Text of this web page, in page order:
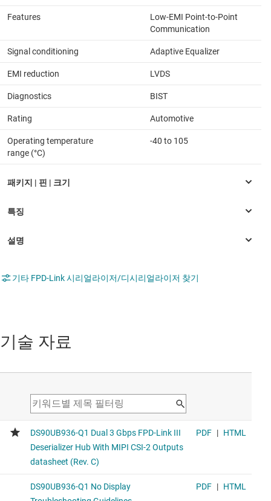
Features
Low-EMI Point-to-Point
Communication
Signal conditioning Adaptive Equalizer
EMI reduction LVDS
Diagnostics BIST
Rating Automotive
Operating temperature
range (°C)
-40 to 105
기타 FPD-Link 시리얼라이저/디시리얼라이저 찾기
기술 자료